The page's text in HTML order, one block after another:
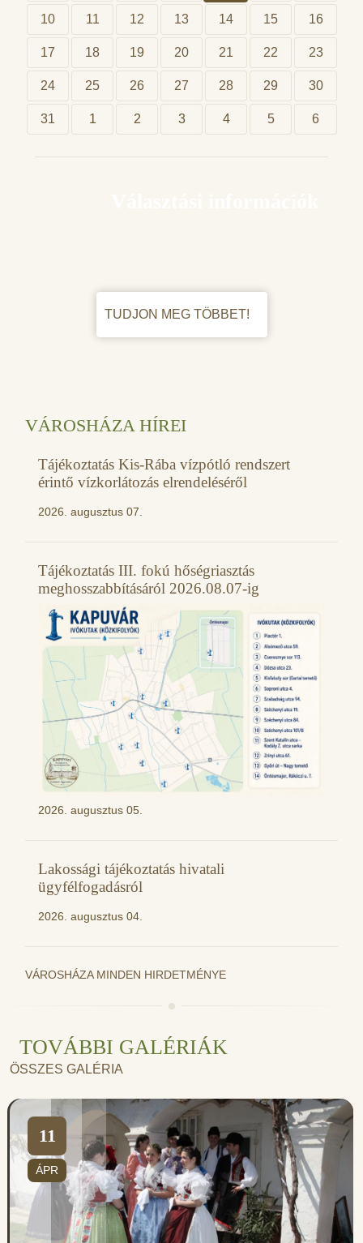
10 11 12 13 14 15 16
17 18 19 20 21 22 23
24 25 26 27 28 29 30
31 1 2 3 4 5 6
TUDJON MEG TÖBBET!
VÁROSHÁZA HÍREI
Tájékoztatás Kis-Rába vízpótló rendszert
érintő vízkorlátozás elrendeléséről
2026. augusztus 07.
Tájékoztatás III. fokú hőségriasztás
meghosszabbításáról 2026.08.07-ig
2026. augusztus 05.
Lakossági tájékoztatás hivatali
ügyfélfogadásról
2026. augusztus 04.
VÁROSHÁZA MINDEN HIRDETMÉNYE
TOVÁBBI GALÉRIÁK
ÖSSZES GALÉRIA
11
ÁPR